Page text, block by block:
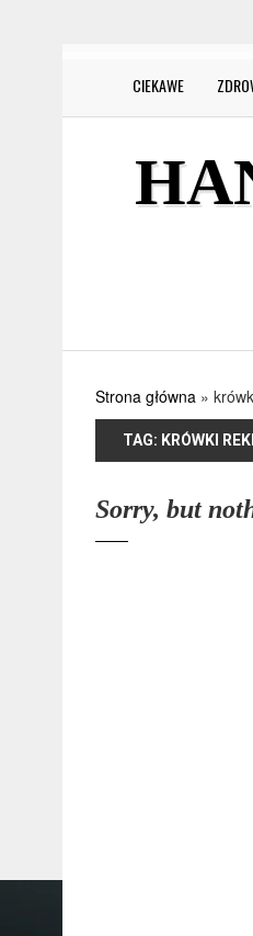
CIEKAWE
Strona główna »
TAG: KRÓWKI
Sorry, but